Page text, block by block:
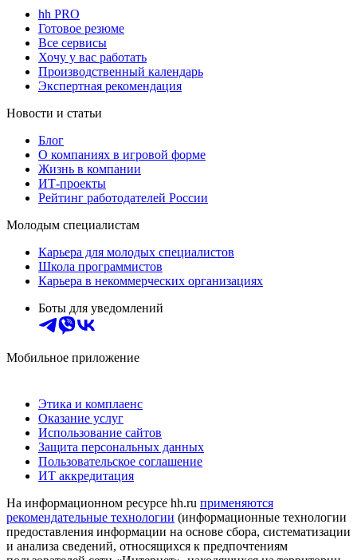
hh PRO
Готовое резюме
Все сервисы
Хочу у вас работать
Производственный календарь
Экспертная рекомендация
Новости и статьи
Блог
О компаниях в игровой форме
Жизнь в компании
ИТ-проекты
Рейтинг работодателей России
Молодым специалистам
Карьера для молодых специалистов
Школа программистов
Карьера в некоммерческих организациях
Боты для уведомлений
Мобильное приложение
Этика и комплаенс
Оказание услуг
Использование сайтов
Защита персональных данных
Пользовательское соглашение
ИТ аккредитация
На информационном ресурсе hh.ru применяются
рекомендательные технологии (информационные технологии
предоставления информации на основе сбора, систематизации
и анализа сведений, относящихся к предпочтениям